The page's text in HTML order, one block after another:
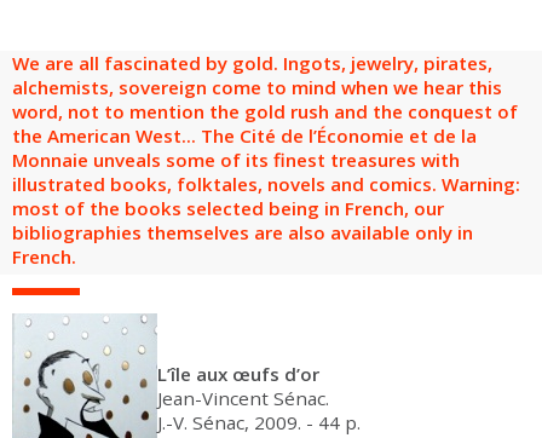
FR EN
We are all fascinated by gold. Ingots, jewelry, pirates,
alchemists, sovereign come to mind when we hear this
word, not to mention the gold rush and the conquest of
the American West... The Cité de l’Économie et de la
Monnaie unveals some of its finest treasures with
illustrated books, folktales, novels and comics. Warning:
most of the books selected being in French, our
bibliographies themselves are also available only in
French.
L’île aux œufs d’or
Jean-Vincent Sénac.
J.-V. Sénac, 2009. - 44 p.